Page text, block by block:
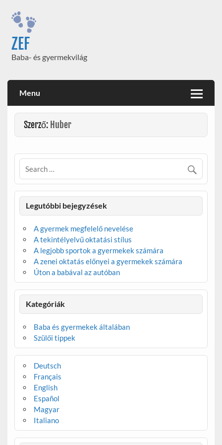
content
ZEF
Baba- és gyermekvilág
Menu
Szerző: Huber
Legutóbbi bejegyzések
A gyermek megfelelő nevelése
A tekintélyelvű oktatási stílus
A legjobb sportok a gyermekek számára
A zenei oktatás előnyei a gyermekek számára
Úton a babával az autóban
Kategóriák
Baba és gyermekek általában
Szülői tippek
Deutsch
Français
English
Español
Magyar
Italiano